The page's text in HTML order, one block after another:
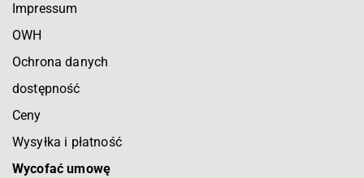
Impressum
OWH
Ochrona danych
dostępność
Ceny
Wysyłka i płatność
Wycofać umowę